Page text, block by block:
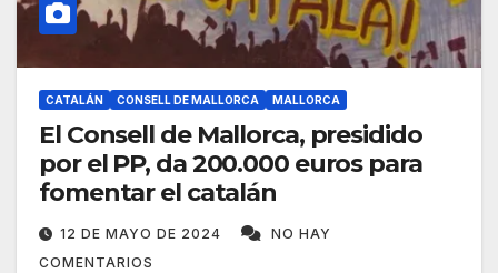
CATALÁN CONSELL DE MALLORCA MALLORCA
El Consell de Mallorca, presidido
por el PP, da 200.000 euros para
fomentar el catalán
12 DE MAYO DE 2024
NO HAY
COMENTARIOS